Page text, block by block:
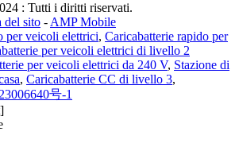
: Tutti i diritti riservati.
del sito - AMP Mobile
per veicoli elettrici, Caricabatterie rapido per
per veicoli elettrici di livello 2
per veicoli elettrici da 240 V, Stazione di
, Caricabatterie CC di livello 3,
号-1